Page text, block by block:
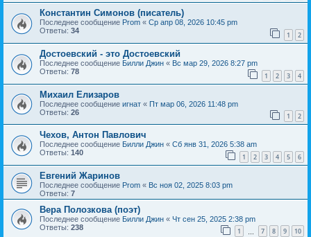
Константин Симонов (писатель)
Последнее сообщение Prom « Ср апр 08, 2026 10:45 pm
Ответы: 34 1 2
Достоевский - это Достоевский
Последнее сообщение Билли Джин « Вс мар 29, 2026 8:27 pm
Ответы: 78 1 2 3 4
Михаил Елизаров
Последнее сообщение игнат « Пт мар 06, 2026 11:48 pm
Ответы: 26 1 2
Чехов, Антон Павлович
Последнее сообщение Билли Джин « Сб янв 31, 2026 5:38 am
Ответы: 140 1 2 3 4 5 6
Евгений Жаринов
Последнее сообщение Prom « Вс ноя 02, 2025 8:03 pm
Ответы: 7
Вера Полозкова (поэт)
Последнее сообщение Билли Джин « Чт сен 25, 2025 2:38 pm
Ответы: 238 1 7 8 9 10